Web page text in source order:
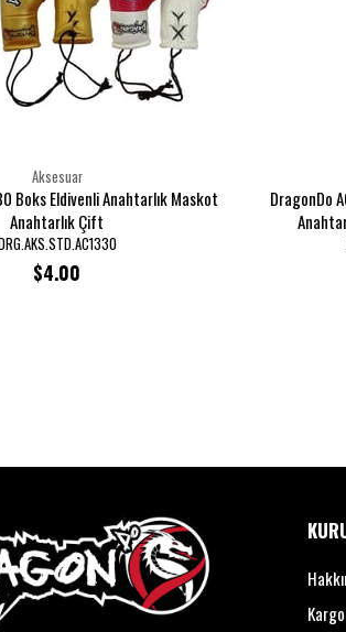
Aksesuar
Boks Eldivenli Anahtarlık Maskot
Anahtarlık Çift
$4.00
DragonDo